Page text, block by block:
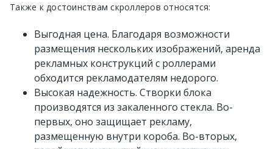
Также к достоинствам скроллеров относятся:
Выгодная цена. Благодаря возможности
размещения нескольких изображений, аренда
рекламных конструкций с роллерами
обходится рекламодателям недорого.
Высокая надежность. Створки блока
производятся из закаленного стекла. Во-
первых, оно защищает рекламу,
размещенную внутри короба. Во-вторых,